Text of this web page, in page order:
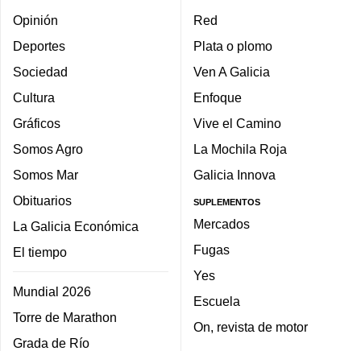
Opinión
Deportes
Sociedad
Cultura
Gráficos
Somos Agro
Somos Mar
Obituarios
La Galicia Económica
El tiempo
Mundial 2026
Torre de Marathon
Grada de Río
Red
Plata o plomo
Ven A Galicia
Enfoque
Vive el Camino
La Mochila Roja
Galicia Innova
SUPLEMENTOS
Mercados
Fugas
Yes
Escuela
On, revista de motor